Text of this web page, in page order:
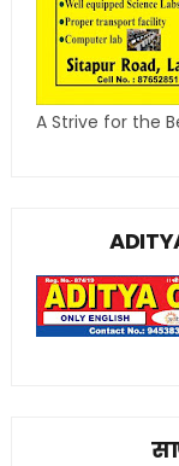
A Strive for the